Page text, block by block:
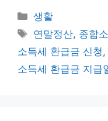
p
y
Li
n
s
a
g
Categories
생활
Tags
연말정산, 종합
소득세 환급금 신청 ,
소득세 환급금 지급